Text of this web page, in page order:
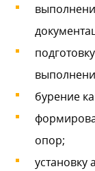
бурение
опор;
установку